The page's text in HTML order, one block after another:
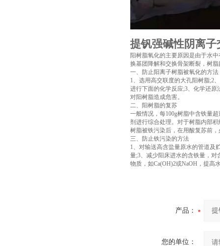
提钒强碱性阴离
阳树脂氧化的主要原因是由于水
换基团降解和交换骨架断裂，树
一、防止阳离子树脂被氧化的方法
1、选用高交联度的大孔阳树脂;2
进行下面的化学反应;3、化学还原
对阳树脂造成危害。
二、阳树脂的复苏
一般情况，每100g树脂中含铁量
剂进行综合处理。对于树脂内部
树脂被铁污染后，在用酸复苏前
三、防止铁污染的方法
1、对输送高含盐量原水的管道及
量;3、减少阳床进水的含铁量，
物质，如Ca(OH)2或NaOH，提高
产品：
您的单位：